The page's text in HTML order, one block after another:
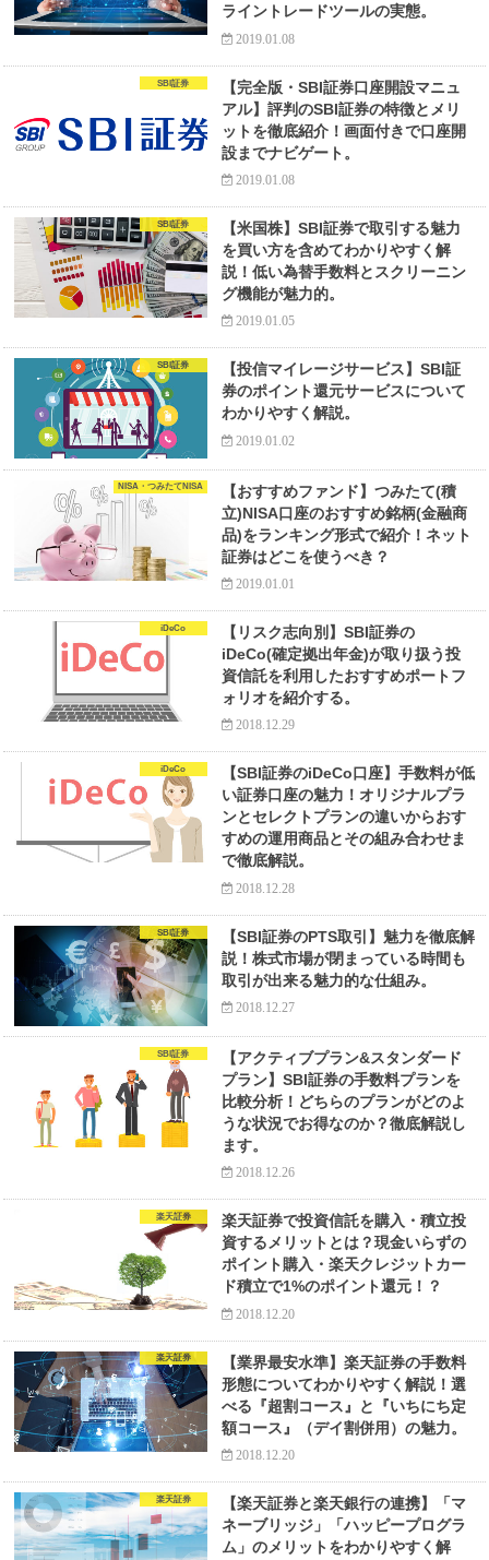
ライントレードツールの実態。
2019.01.08
SBI証券
【完全版・SBI証券口座開設マニュ
アル】評判のSBI証券の特徴とメリ
ットを徹底紹介！画面付きで口座開
設までナビゲート。
2019.01.08
SBI証券
【米国株】SBI証券で取引する魅力
を買い方を含めてわかりやすく解
説！低い為替手数料とスクリーニン
グ機能が魅力的。
2019.01.05
SBI証券
【投信マイレージサービス】SBI証
券のポイント還元サービスについて
わかりやすく解説。
2019.01.02
NISA・つみたてNISA
【おすすめファンド】つみたて(積
立)NISA口座のおすすめ銘柄(金融商
品)をランキング形式で紹介！ネット
証券はどこを使うべき？
2019.01.01
iDeCo
【リスク志向別】SBI証券の
iDeCo(確定拠出年金)が取り扱う投
資信託を利用したおすすめポートフ
ォリオを紹介する。
2018.12.29
iDeCo
【SBI証券のiDeCo口座】手数料が低
い証券口座の魅力！オリジナルプラ
ンとセレクトプランの違いからおす
すめの運用商品とその組み合わせま
で徹底解説。
2018.12.28
SBI証券
【SBI証券のPTS取引】魅力を徹底解
説！株式市場が閉まっている時間も
取引が出来る魅力的な仕組み。
2018.12.27
SBI証券
【アクティブプラン&スタンダード
プラン】SBI証券の手数料プランを
比較分析！どちらのプランがどのよ
うな状況でお得なのか？徹底解説し
ます。
2018.12.26
楽天証券
楽天証券で投資信託を購入・積立投
資するメリットとは？現金いらずの
ポイント購入・楽天クレジットカー
ド積立で1%のポイント還元！？
2018.12.20
楽天証券
【業界最安水準】楽天証券の手数料
形態についてわかりやすく解説！選
べる『超割コース』と『いちにち定
額コース』（デイ割併用）の魅力。
2018.12.20
楽天証券
【楽天証券と楽天銀行の連携】「マ
ネーブリッジ」「ハッピープログラ
ム」のメリットをわかりやすく解